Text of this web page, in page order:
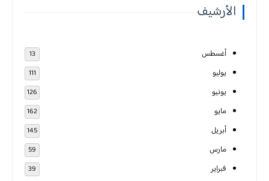
الأرشيف
أغسطس 13
يوليو 111
يونيو 126
مايو 162
أبريل 145
مارس 59
فبراير 39